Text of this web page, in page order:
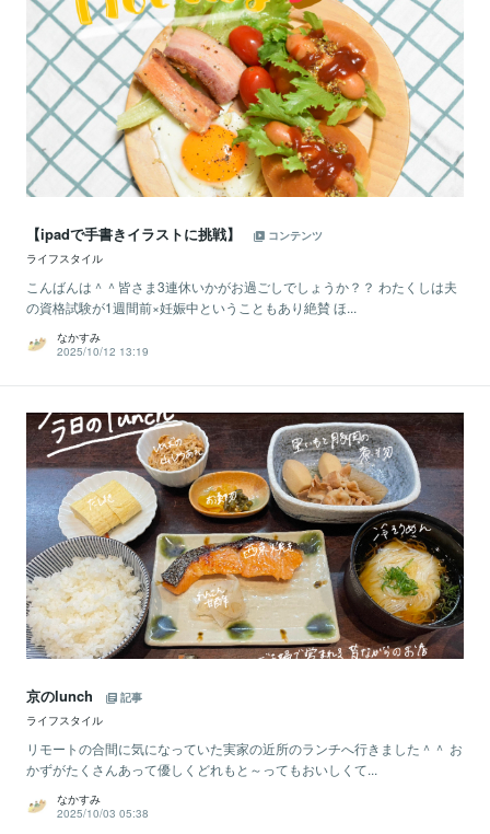
【ipadで手書きイラストに挑戦】
コンテンツ
ライフスタイル
こんばんは＾＾皆さま3連休いかがお過ごしでしょうか？？ わたくしは夫
の資格試験が1週間前×妊娠中ということもあり絶賛 ほ...
なかすみ
2025/10/12 13:19
京のlunch
記事
ライフスタイル
リモートの合間に気になっていた実家の近所のランチへ行きました＾＾ お
かずがたくさんあって優しくどれもと～ってもおいしくて...
なかすみ
2025/10/03 05:38